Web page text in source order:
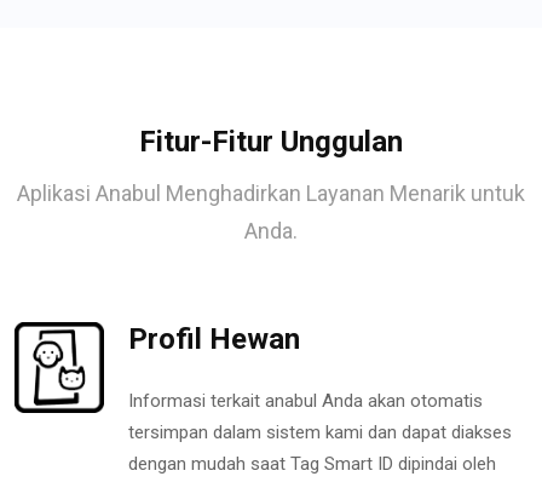
Fitur-Fitur Unggulan
Aplikasi Anabul Menghadirkan Layanan Menarik untuk
Anda.
Profil Hewan
Informasi terkait anabul Anda akan otomatis
tersimpan dalam sistem kami dan dapat diakses
dengan mudah saat Tag Smart ID dipindai oleh